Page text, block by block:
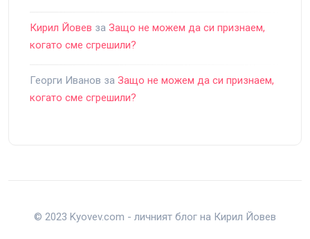
Кирил Йовев за Защо не можем да си признаем,
когато сме сгрешили?
Георги Иванов за Защо не можем да си признаем,
когато сме сгрешили?
© 2023 Kyovev.com - личният блог на Кирил Йовев